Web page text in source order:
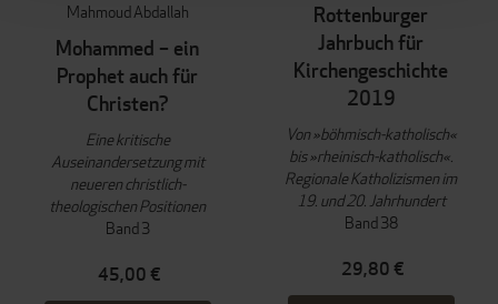
Mahmoud Abdallah
Mohammed – ein
Prophet auch für
Christen?
Eine kritische
Auseinandersetzung mit
neueren christlich-
theologischen Positionen
Band 3
45,00 €
Rottenburger
Jahrbuch für
Kirchengeschichte
2019
Von »böhmisch-katholisch«
bis »rheinisch-katholisch«.
Regionale Katholizismen im
19. und 20. Jahrhundert
Band 38
29,80 €